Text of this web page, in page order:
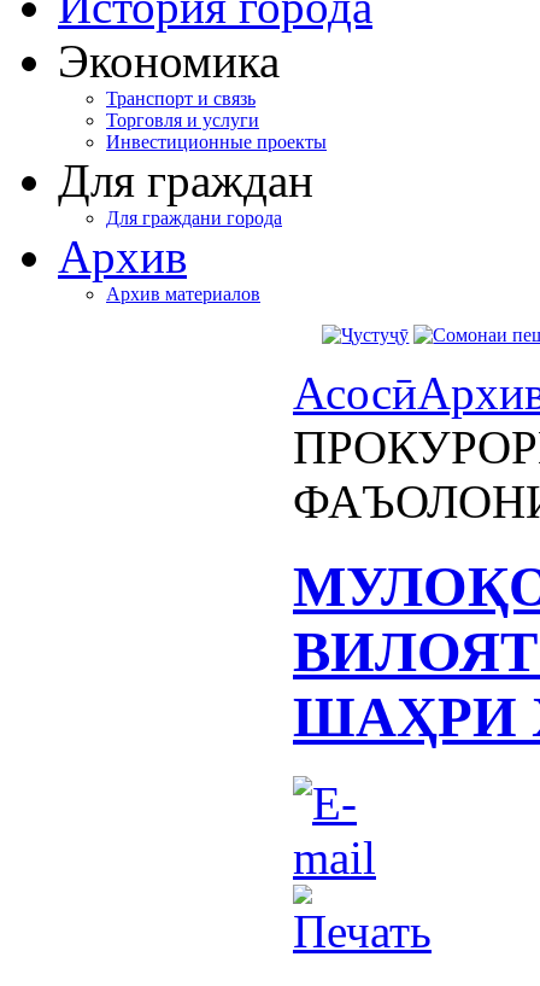
Экономика
Транспорт и связь
Торговля и услуги
Инвестиционные проекты
Для граждан
Для граждани города
Архив
Архив материалов
Асосӣ
ШАҲРИ